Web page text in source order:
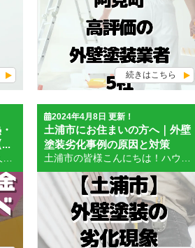
続きはこちら
2024年4月8日 更新！
土浦市にお住まいの方へ｜外壁
塗装劣化事例の原因と対策